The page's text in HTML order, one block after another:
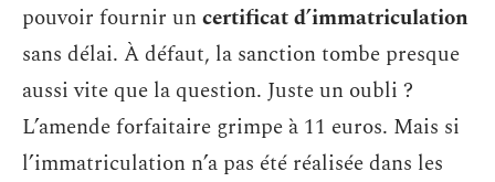
pouvoir fournir uncertificat d’immatriculation
sans délai. À défaut, la sanction tombe presque
aussi vite que la question. Juste un oubli ?
L’amende forfaitaire grimpe à 11 euros. Mais si
l’immatriculation n’a pas été réalisée dans les